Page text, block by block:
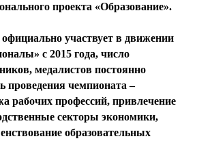
проекта «Образование».
официально участвует в движении
с 2015 года, число
медалистов постоянно
проведения чемпионата –
рабочих профессий, привлечение
секторы экономики,
образовательных